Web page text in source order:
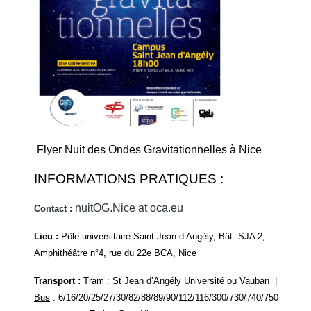
Flyer Nuit des Ondes Gravitationnelles à Nice
INFORMATIONS PRATIQUES :
Contact : nuitOG.Nice at oca.eu
Lieu : Pôle universitaire Saint-Jean d’Angély, Bât. SJA 2,
Amphithéâtre n°4, rue du 22e BCA, Nice
Transport : Tram : St Jean d’Angély Université ou Vauban |
Bus : 6/16/20/25/27/30/82/88/89/90/112/116/300/730/740/750